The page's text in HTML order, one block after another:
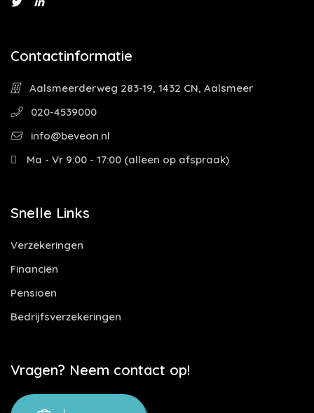
Contactinformatie
Aalsmeerderweg 283-19, 1432 CN, Aalsmeer
020-4539000
info@beveon.nl
Ma - Vr 9:00 - 17:00 (alleen op afspraak)
Snelle Links
Verzekeringen
Financiën
Pensioen
Bedrijfsverzekeringen
Vragen? Neem contact op!